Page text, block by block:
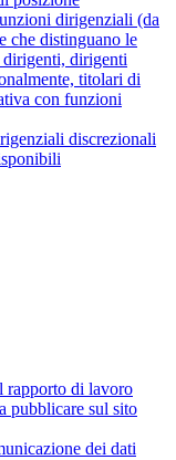
dirigenziali (da
che distinguano le
dirigenti, dirigenti
titolari di
con funzioni
discrezionali
rapporto di lavoro
pubblicare sul sito
dei dati